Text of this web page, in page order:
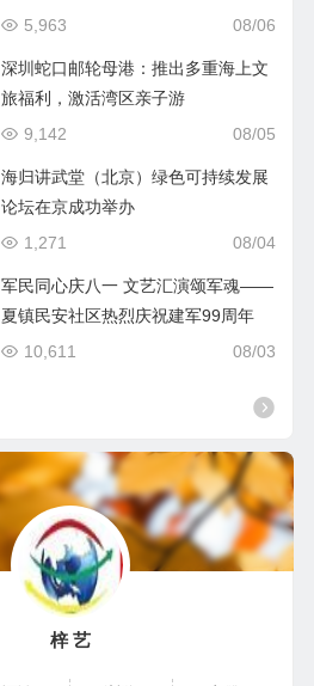
08/06
5,963
深圳蛇口邮轮母港：推出多重海上文
旅福利，激活湾区亲子游
08/05
9,142
海归讲武堂（北京）绿色可持续发展
论坛在京成功举办
08/04
1,271
军民同心庆八一 文艺汇演颂军魂——
夏镇民安社区热烈庆祝建军99周年
08/03
10,611
梓 艺